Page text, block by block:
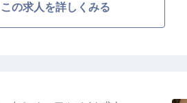
クスペースの清掃、アメニ
の作業が、お客様の旅の思い
この求人を詳しくみる